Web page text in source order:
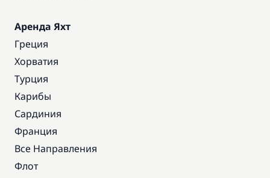
Аренда Яхт
Греция
Хорватия
Турция
Карибы
Сардиния
Франция
Все Направления
Флот